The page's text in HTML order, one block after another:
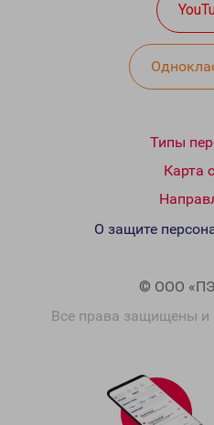
Типы
Карта
© ООО
Все права защищены и
О защите